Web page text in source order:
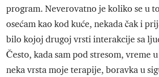
program. Neverovatno je koliko se u
osećam kao kod kuće, nekada čak i
bilo kojoj drugoj vrsti interakcije sa
Često, kada sam pod stresom, vreme
neka vrsta moje terapije, boravka u